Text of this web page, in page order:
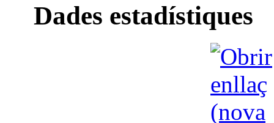
Dades estadístiques